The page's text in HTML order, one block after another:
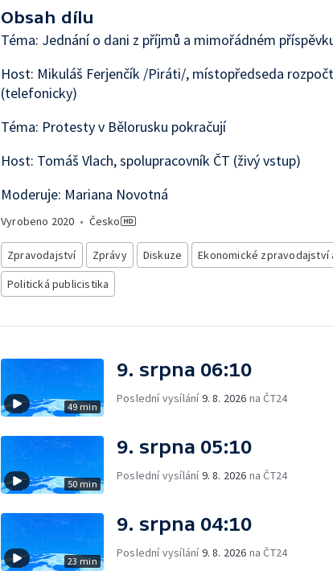
Obsah dílu
Téma: Jednání o dani z příjmů a mimořádném
Host: Mikuláš Ferjenčík /Piráti/, místopředseda
(telefonicky)
Téma: Protesty v Bělorusku pokračují
Host: Tomáš Vlach, spolupracovník ČT (živý vstup)
Moderuje: Mariana Novotná
Vyrobeno 2020 • Česko
Zpravodajství Zprávy Diskuze
Ekonomické zpravodajství
Politická publicistika
49 min
9. srpna 06:10
Poslední vysílání9. 8. 2026 na ČT24
50 min
9. srpna 05:10
Poslední vysílání9. 8. 2026 na ČT24
23 min
9. srpna 04:10
Poslední vysílání9. 8. 2026 na ČT24